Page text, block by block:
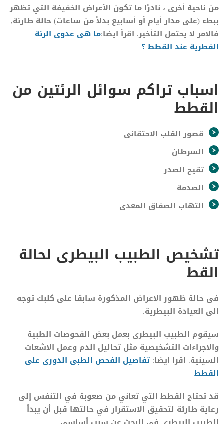
من ناحية أخرى ، نادرًا ما تكون الأعراض الخفيفة التي تظهر
ببطء (على مدار أيام أو أسابيع بدلاً من ساعات) حالة طارئة,
فالامر لا يحتمل التأخير. اقرأ ايضا:ما هى عدوى الرئة
الفطرية عند القطط ؟
اسباب تراكم سوائل الرئتين من
القطط
قصور القلب الاحتقانى
السرطان
تقيح الصدر
الصدمة
التهاب الصفاق المعدى
تشخيص الطبيب البيطرى لحالة
القط
فى حالة ظهور الاعراض المذكورة سابقا على كلبك توجه
الى العيادة البيطرية.
سيقوم الطبيب البيطرى بعمل بعض الفحوصات الطبية
والاجراءات التشخيصية مثل تحاليل الدم وعمل الاشعات
السينية. اقرا ايضا: تفاصيل الفحص الطبى الدورى على
القطط
قد تحتاج القطط التي تعاني من صعوبة في التنفس إلى
رعاية طارئة لتحقيق الاستقرار في حالتها قبل أن يبدأ